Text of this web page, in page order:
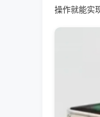
操作就能实